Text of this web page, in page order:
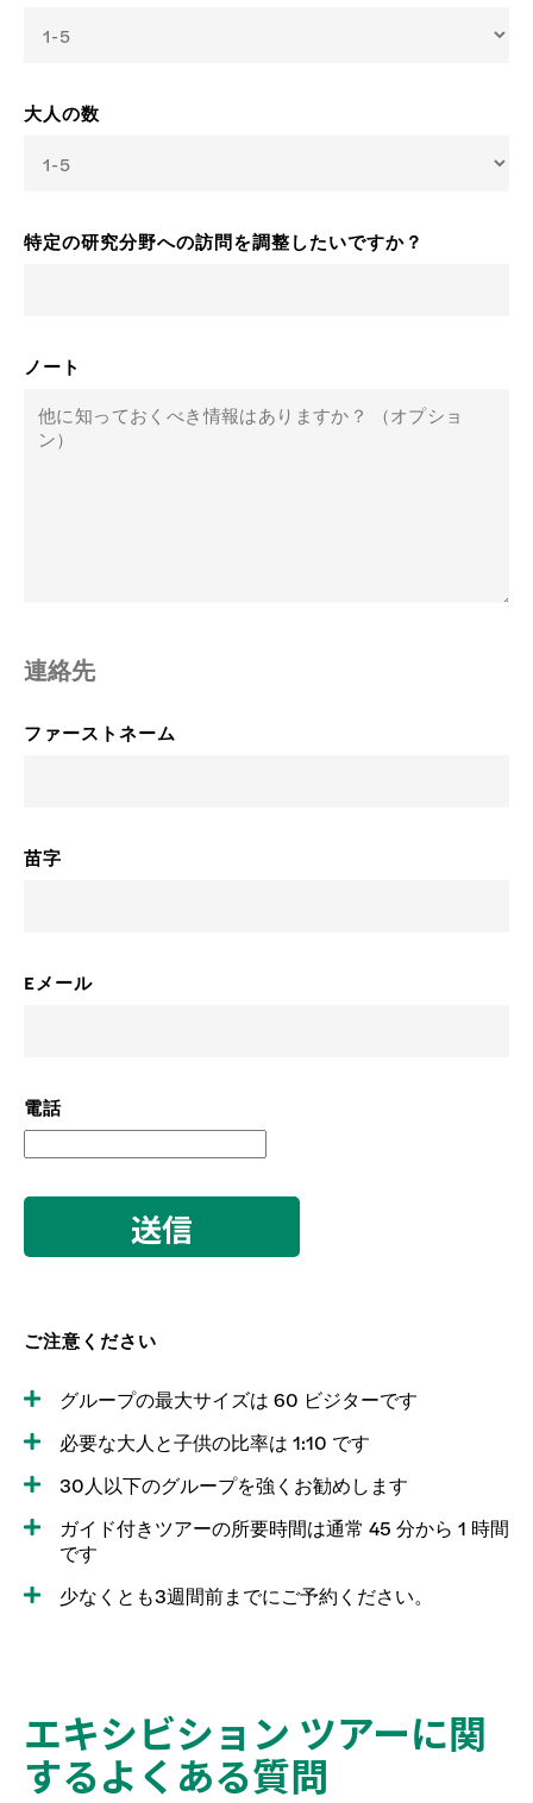
大人の数
特定の研究分野への訪問を調整したいですか？
ノート
連絡先
ファーストネーム
苗字
Eメール
電話
ご注意ください
グループの最大サイズは 60 ビジターです
必要な大人と子供の比率は 1:10 です
30人以下のグループを強くお勧めします
ガイド付きツアーの所要時間は通常 45 分から 1 時間
です
少なくとも3週間前までにご予約ください。
エキシビション ツアーに関
するよくある質問